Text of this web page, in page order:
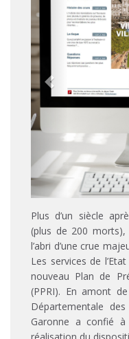
Plus d’un siècle
(plus de 200
l’abri d’une crue
Les services de
nouveau Plan de
(PPRI). En amont
Départementale
Garonne a confié